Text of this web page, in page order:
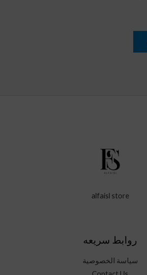
alfaisl store
روابط سريعه
سياسة الخصوصية